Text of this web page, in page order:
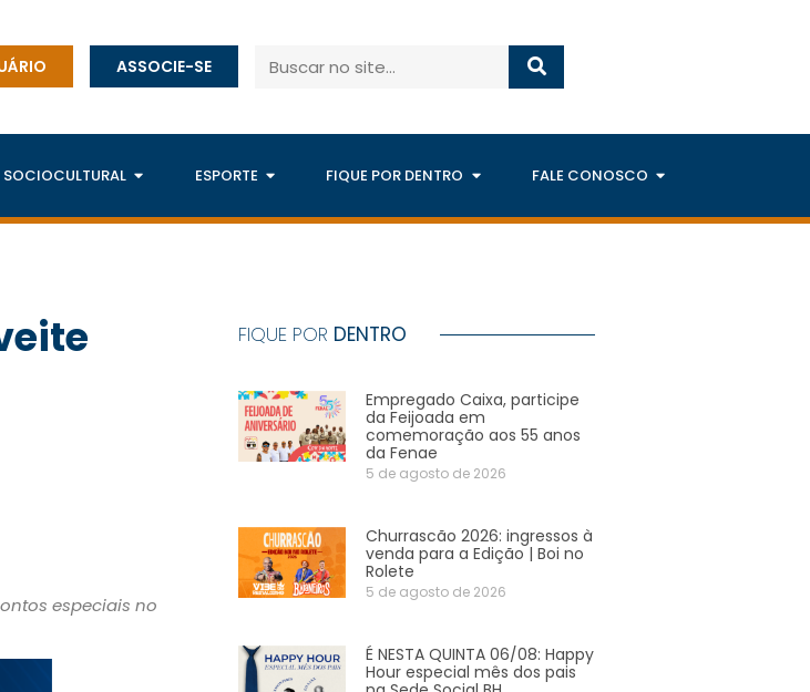
ASSOCIE-SE
SOCIOCULTURAL ESPORTE FIQUE POR DENTRO FALE CONOSCO
especiais no
FIQUE POR DENTRO
Empregado Caixa, participe
da Feijoada em
comemoração aos 55 anos
da Fenae
5 de agosto de 2026
Churrascão 2026: ingressos à
venda para a Edição | Boi no
Rolete
5 de agosto de 2026
É NESTA QUINTA 06/08: Happy
Hour especial mês dos pais